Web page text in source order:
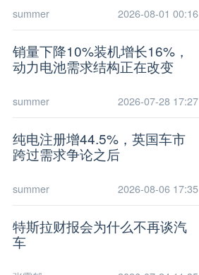
summer 2026-08-01 00:16
销量下降10%装机增长16%，
动力电池需求结构正在改变
summer 2026-07-28 17:27
纯电注册增44.5%，英国车市
跨过需求争论之后
summer 2026-08-06 17:35
特斯拉财报会为什么不再谈汽
车